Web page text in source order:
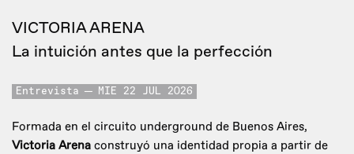
VICTORIA ARENA
La intuición antes que la perfección
Entrevista MIE 22 JUL 2026
Formada en el circuito underground de Buenos Aires,
Victoria Arena construyó una identidad propia a partir de